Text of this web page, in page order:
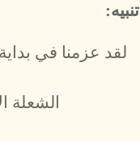
لقد عزمنا في
الشعلة